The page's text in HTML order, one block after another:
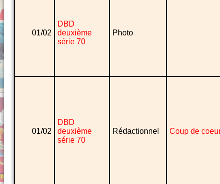
01/02
DBD
deuxième
série 70
Photo
01/02
DBD
deuxième
série 70
Rédactionnel Coup de